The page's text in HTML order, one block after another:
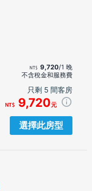
9,720/1 晚
不含稅金和服務費
只剩 5 間客房
9,720元
選擇此房型